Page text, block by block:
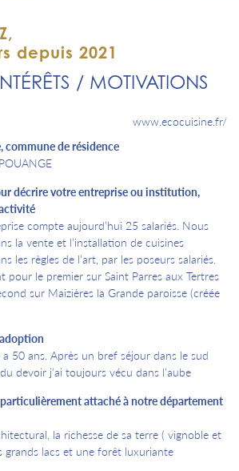
depuis 2021
/ MOTIVATIONS
www.ecocuisine.fr/
commune de résidence
décrire votre entreprise ou institution,
compte aujourd’hui 25 salariés. Nous
la vente et l’installation de cuisines
les règles de l’art, par les poseurs salariés.
pour le premier sur Saint Parres aux Tertres
sur Maizières la Grande paroisse (créée
a 50 ans. Après un bref séjour dans le sud
devoir j’ai toujours vécu dans l’aube
attaché à notre département
la richesse de sa terre ( vignoble et
grands lacs et une forêt luxuriante